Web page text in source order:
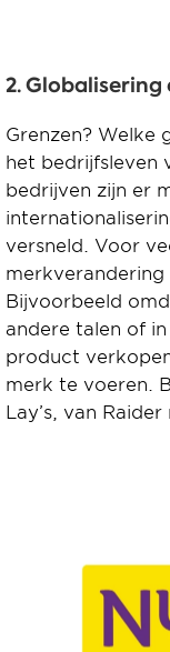
2.
Grenzen? Welke
het bedrijfsleven
bedrijven zijn er
versneld. Voor
Bijvoorbeeld
andere talen of
product
merk te voeren.
Lay’s, van